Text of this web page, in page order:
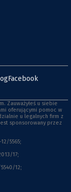
Facebook
Zauważyłeś u siebie
oferującymi pomoc w
u legalnych firm z
sponsorowany przez
5565;
17;
12;